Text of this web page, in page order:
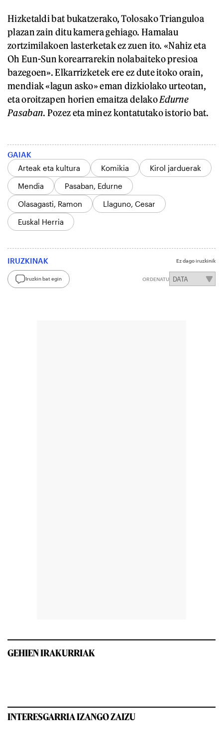
Hizketaldi bat bukatzerako, Tolosako Trianguloa
plazan zain ditu kamera gehiago. Hamalau
zortzimilakoen lasterketak ez zuen ito. «Nahiz eta
Oh Eun-Sun korearrarekin nolabaiteko presioa
bazegoen». Elkarrizketek ere ez dute itoko orain,
mendiak «lagun asko» eman dizkiolako urteotan,
eta oroitzapen horien emaitza delakoEdurne
Pasaban. Pozez eta minez kontatutako istorio bat.
GAIAK
Arteak eta kultura
Komikia
Kirol jarduerak
Mendia
Pasaban, Edurne
Olasagasti, Ramon
Llaguno, Cesar
Euskal Herria
IRUZKINAK Ez dago iruzkinik
Iruzkin bat egin ORDENATU
GEHIEN IRAKURRIAK
INTERESGARRIA IZANGO ZAIZU